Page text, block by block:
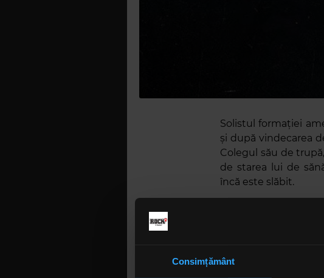
Consimțământ
Solistul formației
și după vindecarea
Colegul său de
de starea lui de
încă este slăbit.
merge, trimiteți-i